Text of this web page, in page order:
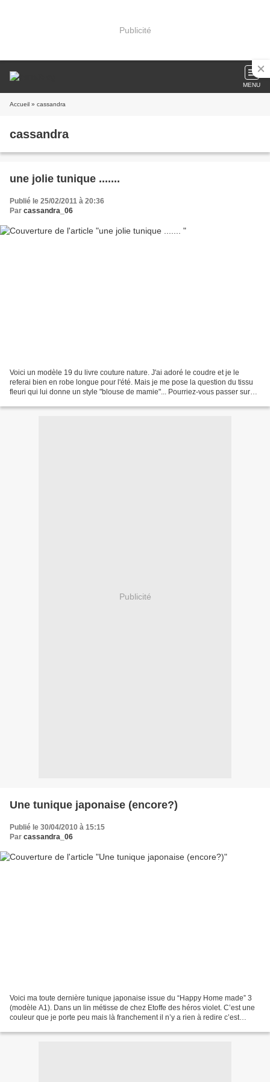
Publicité
MENU
Accueil » cassandra
cassandra
une jolie tunique .......
Publié le 25/02/2011 à 20:36
Par cassandra_06
Voici un modèle 19 du livre couture nature. J'ai adoré le coudre et je le
referai bien en robe longue pour l'été. Mais je me pose la question du tissu
fleuri qui lui donne un style "blouse de mamie"... Pourriez-vous passer sur
Publicité
Une tunique japonaise (encore?)
Publié le 30/04/2010 à 15:15
Par cassandra_06
Voici ma toute dernière tunique japonaise issue du “Happy Home made” 3
(modèle A1). Dans un lin métisse de chez Etoffe des héros violet. C’est une
couleur que je porte peu mais là franchement il n’y a rien à redire c’est